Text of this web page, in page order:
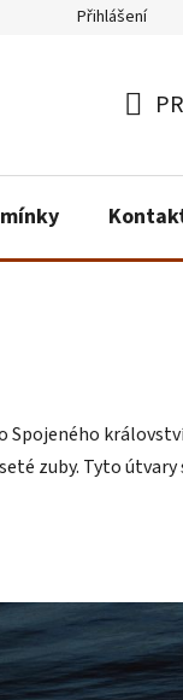
Přihlášení
Spojeného
zuby. Tyto útvary